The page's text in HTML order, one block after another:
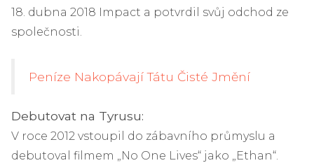
18. dubna 2018 Impact a potvrdil svůj odchod ze
společnosti.
Peníze Nakopávají Tátu Čisté Jmění
Debutovat na Tyrusu:
V roce 2012 vstoupil do zábavního průmyslu a
debutoval filmem „No One Lives“ jako „Ethan“.